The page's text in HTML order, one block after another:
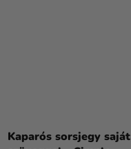
Kaparós sorsjegy saját